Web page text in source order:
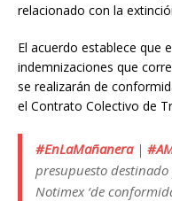
relacionado con la
El acuerdo establece que
indemnizaciones que
se realizarán de
el Contrato Colectivo de
#EnLaMañanera|
presupuesto
Notimex ‘de